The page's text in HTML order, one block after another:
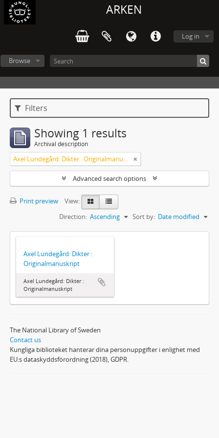
ARKEN
Log in
Browse
Filters
Showing 1 results
Archival description
Axel Lundegård: Dikter : Originalmanuskript
Advanced search options
Print preview
View:
Sort by: Date modified
Direction: Ascending
Axel Lundegård: Dikter :
Originalmanuskript
Axel Lundegård: Dikter :
Originalmanuskript
The National Library of Sweden
Contact us
Kungliga biblioteket hanterar dina personuppgifter i enlighet med
EU:s dataskyddsförordning (2018), GDPR.